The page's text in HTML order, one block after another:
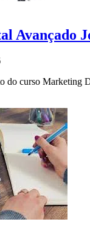
Avançado
do curso Marketing